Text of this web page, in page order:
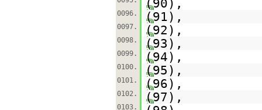
(90),
0096. (91),
0097. (92),
0098. (93),
0099. (94),
0100. (95),
0101. (96),
0102. (97),
0103.